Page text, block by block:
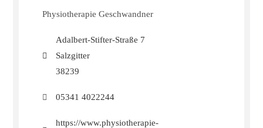
Physiotherapie Geschwandner
Adalbert-Stifter-Straße 7
Salzgitter
38239
05341 4022244
https://www.physiotherapie-